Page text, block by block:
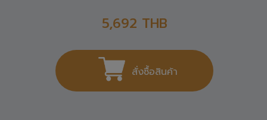
5,692 THB
สั่งซื้อสินค้า